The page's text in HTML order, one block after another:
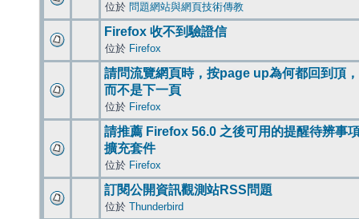
位於 問題網站與網頁技術傳教
Firefox 收不到驗證信
位於 Firefox
請問流覽網頁時，按page up為何都回到頂，
而不是下一頁
位於 Firefox
請推薦 Firefox 56.0 之後可用的提醒待辨事
擴充套件
位於 Firefox
訂閱公開資訊觀測站RSS問題
位於 Thunderbird